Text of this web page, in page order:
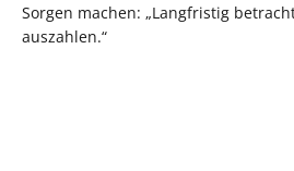
Sorgen machen: „Langfristig
auszahlen.“